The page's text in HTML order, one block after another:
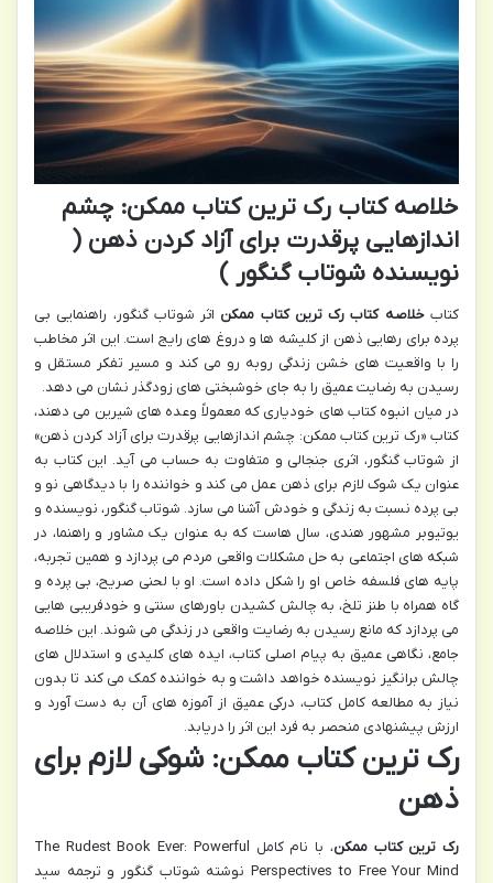
خلاصه کتاب رک ترین کتاب ممکن: چشم
اندازهایی پرقدرت برای آزاد کردن ذهن (
نویسنده شوتاب گنگور )
کتابخلاصه کتاب رک ترین کتاب ممکن اثر شوتاب گنگور، راهنمایی بی
پرده برای رهایی ذهن از کلیشه ها و دروغ های رایج است. این اثر مخاطب
را با واقعیت های خشن زندگی روبه رو می کند و مسیر تفکر مستقل و
رسیدن به رضایت عمیق را به جای خوشبختی های زودگذر نشان می دهد.
در میان انبوه کتاب های خودیاری که معمولاً وعده های شیرین می دهند،
کتاب «رک ترین کتاب ممکن: چشم اندازهایی پرقدرت برای آزاد کردن ذهن»
از شوتاب گنگور، اثری جنجالی و متفاوت به حساب می آید. این کتاب به
عنوان یک شوک لازم برای ذهن عمل می کند و خواننده را با دیدگاهی نو و
بی پرده نسبت به زندگی و خودش آشنا می سازد. شوتاب گنگور، نویسنده و
یوتیوبر مشهور هندی، سال هاست که به عنوان یک مشاور و راهنما، در
شبکه های اجتماعی به حل مشکلات واقعی مردم می پردازد و همین تجربه،
پایه های فلسفه خاص او را شکل داده است. او با لحنی صریح، بی پرده و
گاه همراه با طنز تلخ، به چالش کشیدن باورهای سنتی و خودفریبی هایی
می پردازد که مانع رسیدن به رضایت واقعی در زندگی می شوند. این خلاصه
جامع، نگاهی عمیق به پیام اصلی کتاب، ایده های کلیدی و استدلال های
چالش برانگیز نویسنده خواهد داشت و به خواننده کمک می کند تا بدون
نیاز به مطالعه کامل کتاب، درکی عمیق از آموزه های آن به دست آورد و
ارزش پیشنهادی منحصر به فرد این اثر را دریابد.
رک ترین کتاب ممکن: شوکی لازم برای
ذهن
رک ترین کتاب ممکن
، با نام کامل The Rudest Book Ever: Powerful
Perspectives to Free Your Mind نوشته شوتاب گنگور و ترجمه سید